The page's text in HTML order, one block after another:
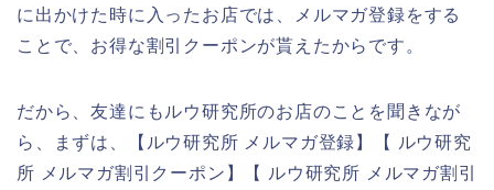
に出かけた時に入ったお店では、メルマガ登録をする
ことで、お得な割引クーポンが貰えたからです。
だから、友達にもルウ研究所のお店のことを聞きなが
ら、まずは、【ルウ研究所 メルマガ登録】【 ルウ研究
所 メルマガ割引クーポン】【 ルウ研究所 メルマガ割引